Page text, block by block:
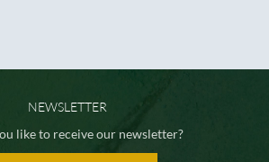
NEWSLETTER
like to receive our newsletter?